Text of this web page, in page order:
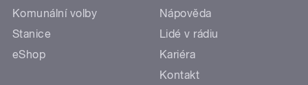
Komunální volby
Stanice
eShop
Nápověda
Lidé v rádiu
Kariéra
Kontakt